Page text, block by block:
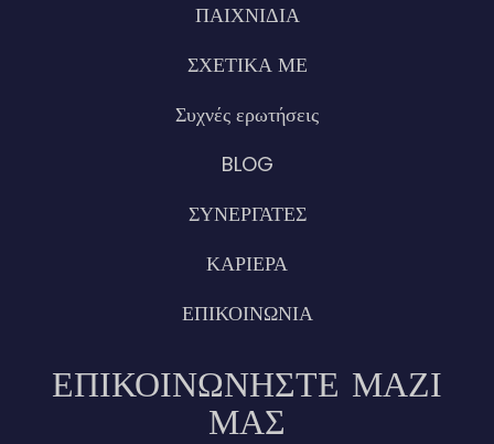
ΠΑΙΧΝΙΔΙΑ
ΣΧΕΤΙΚΑ ΜΕ
Συχνές ερωτήσεις
BLOG
ΣΥΝΕΡΓΑΤΕΣ
ΚΑΡΙΕΡΑ
ΕΠΙΚΟΙΝΩΝΙΑ
ΕΠΙΚΟΙΝΩΝΉΣΤΕ ΜΑΖΊ
ΜΑΣ